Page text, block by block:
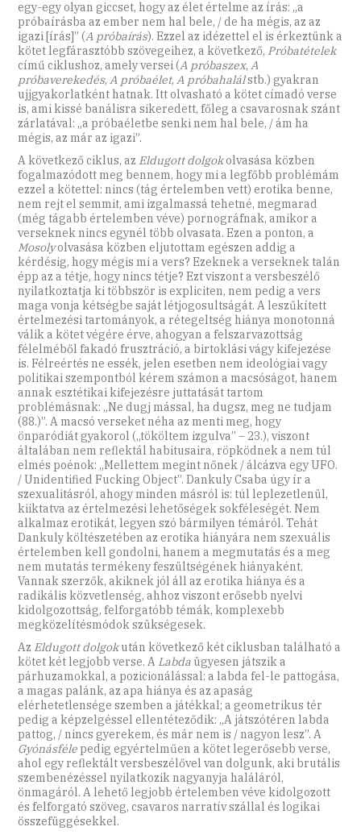
egy-egy olyan giccset, hogy az élet értelme az írás: „a
próbaírásba az ember nem hal bele, / de ha mégis, az az
igazi [írás]” (A próbaírás). Ezzel az idézettel el is érkeztünk a
kötet legfárasztóbb szövegeihez, a következő, Próbatételek
című ciklushoz, amely versei (A próbaszex, A
próbaverekedés, A próbaélet, A próbahalálstb.) gyakran
ujjgyakorlatként hatnak. Itt olvasható a kötet címadó verse
is, ami kissé banálisra sikeredett, főleg a csavarosnak szánt
zárlatával: „a próbaéletbe senki nem hal bele, / ám ha
mégis, az már az igazi”.
A következő ciklus, az Eldugott dolgokolvasása közben
fogalmazódott meg bennem, hogy mi a legfőbb problémám
ezzel a kötettel: nincs (tág értelemben vett) erotika benne,
nem rejt el semmit, ami izgalmassá tehetné, megmarad
(még tágabb értelemben véve) pornográfnak, amikor a
verseknek nincs egynél több olvasata. Ezen a ponton, a
Mosolyolvasása közben eljutottam egészen addig a
kérdésig, hogy mégis mi a vers? Ezeknek a verseknek talán
épp az a tétje, hogy nincs tétje? Ezt viszont a versbeszélő
nyilatkoztatja ki többször is expliciten, nem pedig a vers
maga vonja kétségbe saját létjogosultságát. A leszűkített
értelmezési tartományok, a rétegeltség hiánya monotonná
válik a kötet végére érve, ahogyan a felszarvazottság
félelméből fakadó frusztráció, a birtoklási vágy kifejezése
is. Félreértés ne essék, jelen esetben nem ideológiai vagy
politikai szempontból kérem számon a macsóságot, hanem
annak esztétikai kifejezésre juttatását tartom
problémásnak: „Ne dugj mással, ha dugsz, meg ne tudjam
(88.)”. A macsó verseket néha az menti meg, hogy
önparódiát gyakorol („tököltem izgulva” – 23.), viszont
általában nem reflektál habitusaira, röpködnek a nem túl
elmés poénok: „Mellettem megint nőnek / álcázva egy UFO.
/ Unidentified Fucking Object”. Dankuly Csaba úgy ír a
szexualitásról, ahogy minden másról is: túl leplezetlenül,
kiiktatva az értelmezési lehetőségek sokféleségét. Nem
alkalmaz erotikát, legyen szó bármilyen témáról. Tehát
Dankuly költészetében az erotika hiányára nem szexuális
értelemben kell gondolni, hanem a megmutatás és a meg
nem mutatás termékeny feszültségének hiányaként.
Vannak szerzők, akiknek jól áll az erotika hiánya és a
radikális közvetlenség, ahhoz viszont erősebb nyelvi
kidolgozottság, felforgatóbb témák, komplexebb
megközelítésmódok szükségesek.
Az Eldugott dolgokután következő két ciklusban található a
kötet két legjobb verse. A Labda ügyesen játszik a
párhuzamokkal, a pozicionálással: a labda fel-le pattogása,
a magas palánk, az apa hiánya és az apaság
elérhetetlensége szemben a játékkal; a geometrikus tér
pedig a képzelgéssel ellentéteződik: „A játszótéren labda
pattog, / nincs gyerekem, és már nem is / nagyon lesz”. A
Gyónásféle pedig egyértelműen a kötet legerősebb verse,
ahol egy reflektált versbeszélővel van dolgunk, aki brutális
szembenézéssel nyilatkozik nagyanyja haláláról,
önmagáról. A lehető legjobb értelemben véve kidolgozott
és felforgató szöveg, csavaros narratív szállal és logikai
összefüggésekkel.